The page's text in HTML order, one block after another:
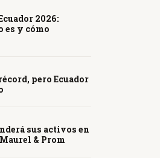
2026:
es y cómo
pero Ecuador
sus activos en
& Prom